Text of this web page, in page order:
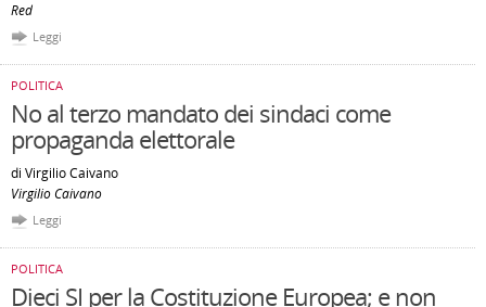
Red
Leggi
POLITICA
No al terzo mandato dei sindaci come
propaganda elettorale
di Virgilio Caivano
Virgilio Caivano
Leggi
POLITICA
Dieci SI per la Costituzione Europea; e non